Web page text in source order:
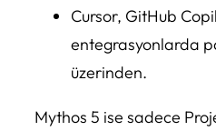
Cursor, GitHub
entegrasyonlarda
üzerinden.
Mythos 5 ise sadece